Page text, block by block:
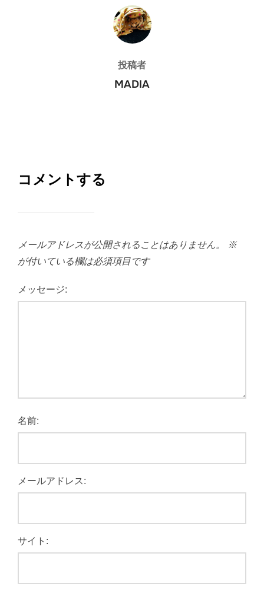
投稿者
投稿者
MADIA
コメントする
メールアドレスが公開されることはありません。
※
が付いている欄は必須項目です
メッセージ:
名前:
メールアドレス:
サイト: